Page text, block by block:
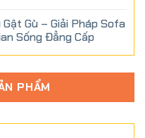
Gù – Giải Pháp Sofa
Sống Đẳng Cấp
PHẨM